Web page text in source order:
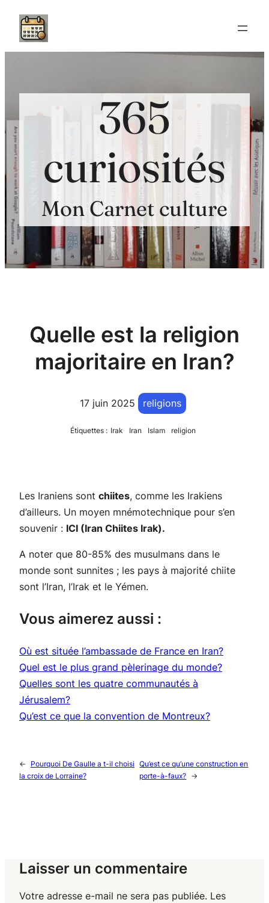
Aller
contenu
365
curiosités
Mon Carnet culture
Quelle est la religion
majoritaire en Iran?
17 juin 2025 religions
Étiquettes : Irak Iran Islam religion
Les Iraniens sont chiites, comme les Irakiens
d’ailleurs. Un moyen mnémotechnique pour s’en
souvenir : ICI (Iran Chiites Irak).
A noter que 80-85% des musulmans dans le
monde sont sunnites ; les pays à majorité chiite
sont l’Iran, l’Irak et le Yémen.
Vous aimerez aussi :
Où est située l’ambassade de France en Iran?
Quel est le plus grand pèlerinage du monde?
Quelles sont les quatre communautés à
Jérusalem?
Qu’est ce que la convention de Montreux?
←
Pourquoi De Gaulle a t-il choisi
la croix de Lorraine?
Qu’est ce qu’une construction en
porte-à-faux? →
Laisser un commentaire
Votre adresse e-mail ne sera pas publiée. Les